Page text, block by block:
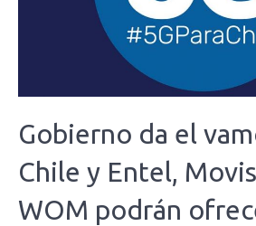
Gobierno da el
Chile y Entel,
WOM podrán